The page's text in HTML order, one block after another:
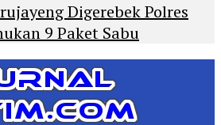
Digerebek Polres
9 Paket Sabu